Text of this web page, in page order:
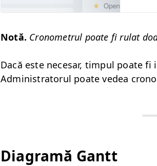
Notă. Cronometrul poate fi rulat
Dacă este nece­sar, tim­pul poate fi
Admin­is­tra­torul poate vedea
Diagramă Gantt